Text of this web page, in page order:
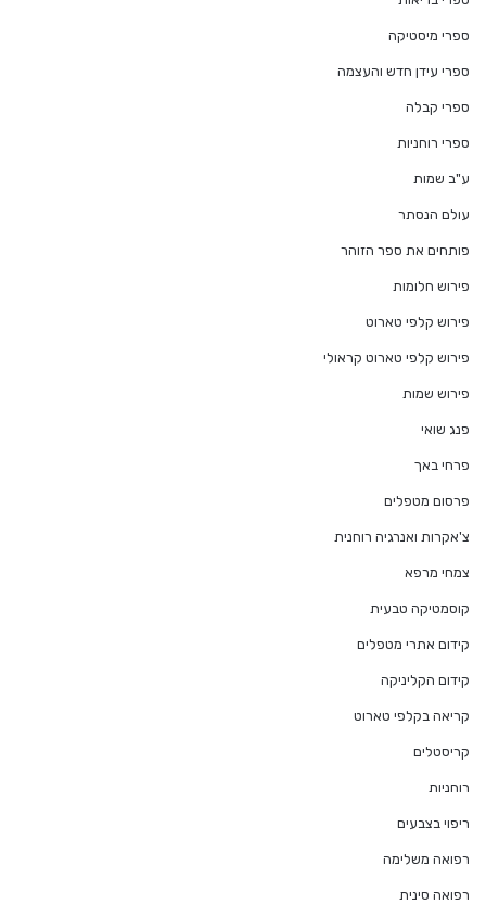
ספרי מיסטיקה
ספרי עידן חדש והעצמה
ספרי קבלה
ספרי רוחניות
ע"ב שמות
עולם הנסתר
פותחים את ספר הזוהר
פירוש חלומות
פירוש קלפי טארוט
פירוש קלפי טארוט קראולי
פירוש שמות
פנג שואי
פרחי באך
פרסום מטפלים
צ'אקרות ואנרגיה רוחנית
צמחי מרפא
קוסמטיקה טבעית
קידום אתרי מטפלים
קידום הקליניקה
קריאה בקלפי טארוט
קריסטלים
רוחניות
ריפוי בצבעים
רפואה משלימה
רפואה סינית